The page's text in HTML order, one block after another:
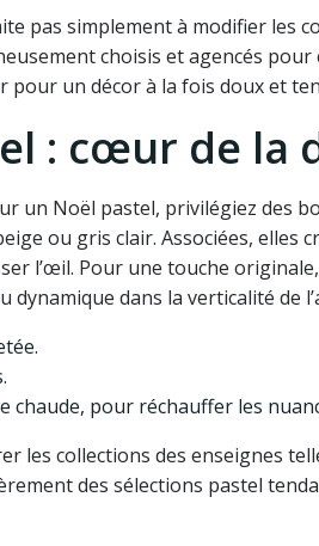
pas simplement à modifier les
choisis et agencés
pour un décor à la fois doux et
: cœur de la
un Noël pastel, privilégiez des
ou gris clair. Associées, elles
l’œil. Pour une touche
dans la verticalité de
chaude, pour réchauffer les
les collections des enseignes
des sélections pastel